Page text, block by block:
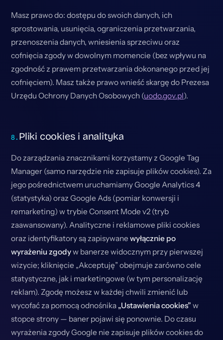
Masz prawo do: dostępu do swoich danych, ich
sprostowania, usunięcia, ograniczenia przetwarzania,
przenoszenia danych, wniesienia sprzeciwu oraz
cofnięcia zgody w dowolnym momencie (bez wpływu na
zgodność z prawem przetwarzania dokonanego przed jej
cofnięciem). Masz także prawo wnieść skargę do Prezesa
Urzędu Ochrony Danych Osobowych (uodo.gov.pl).
Pliki cookies i analityka
Do zarządzania znacznikami korzystamy z Google Tag
Manager (samo narzędzie nie zapisuje plików cookies). Za
jego pośrednictwem uruchamiamy Google Analytics 4
(statystyka) oraz Google Ads (pomiar konwersji i
remarketing) w trybie Consent Mode v2 (tryb
zaawansowany). Analityczne i reklamowe pliki cookies
oraz identyfikatory są zapisywanewyłącznie po
wyrażeniu zgodyw banerze widocznym przy pierwszej
wizycie; kliknięcie „Akceptuję” obejmuje zarówno cele
statystyczne, jak i marketingowe (w tym personalizację
reklam). Zgodę możesz w każdej chwili zmienić lub
wycofać za pomocą odnośnika „Ustawienia cookies” w
stopce strony — baner pojawi się ponownie. Do czasu
wyrażenia zgody Google nie zapisuje plików cookies do